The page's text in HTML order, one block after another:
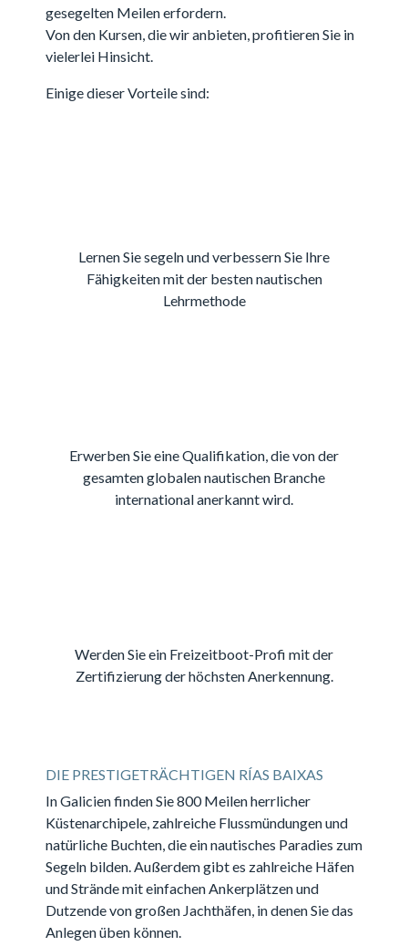
gesegelten Meilen erfordern.
Von den Kursen, die wir anbieten, profitieren Sie in
vielerlei Hinsicht.
Einige dieser Vorteile sind:
Lernen Sie segeln und verbessern Sie Ihre
Fähigkeiten mit der besten nautischen
Lehrmethode
Erwerben Sie eine Qualifikation, die von der
gesamten globalen nautischen Branche
international anerkannt wird.
Werden Sie ein Freizeitboot-Profi mit der
Zertifizierung der höchsten Anerkennung.
DIE PRESTIGETRÄCHTIGEN RÍAS BAIXAS
In Galicien finden Sie 800 Meilen herrlicher
Küstenarchipele, zahlreiche Flussmündungen und
natürliche Buchten, die ein nautisches Paradies zum
Segeln bilden. Außerdem gibt es zahlreiche Häfen
und Strände mit einfachen Ankerplätzen und
Dutzende von großen Jachthäfen, in denen Sie das
Anlegen üben können.